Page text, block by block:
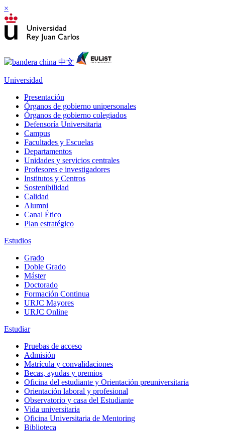
×
Universidad
Presentación
Órganos de gobierno unipersonales
Órganos de gobierno colegiados
Defensoría Universitaria
Campus
Facultades y Escuelas
Departamentos
Unidades y servicios centrales
Profesores e investigadores
Institutos y Centros
Sostenibilidad
Calidad
Alumni
Canal Ético
Plan estratégico
Estudios
Grado
Doble Grado
Máster
Doctorado
Formación Continua
URJC Mayores
URJC Online
Estudiar
Pruebas de acceso
Admisión
Matrícula y convalidaciones
Becas, ayudas y premios
Oficina del estudiante y Orientación preuniversitaria
Orientación laboral y profesional
Observatorio y casa del Estudiante
Vida universitaria
Oficina Universitaria de Mentoring
Biblioteca